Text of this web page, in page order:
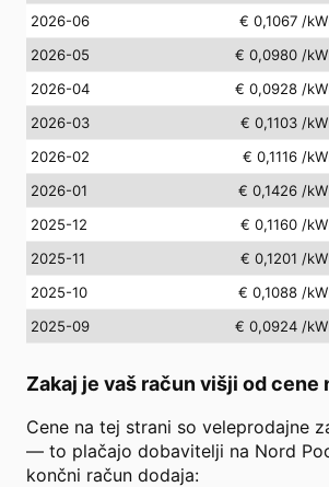
2026-06
€ 0,1067 /
2026-05
€ 0,0980 /
2026-04
€ 0,0928 /
2026-03
€ 0,1103 /
2026-02
€ 0,1116 /
2026-01
€ 0,1426 /
2025-12
€ 0,1160 /
2025-11
€ 0,1201 /
2025-10
€ 0,1088 /
2025-09
€ 0,0924 /
Zakaj je vaš račun višji od cene
Cene na tej strani so veleprodajne
— to plačajo dobavitelji na Nord
končni račun dodaja: